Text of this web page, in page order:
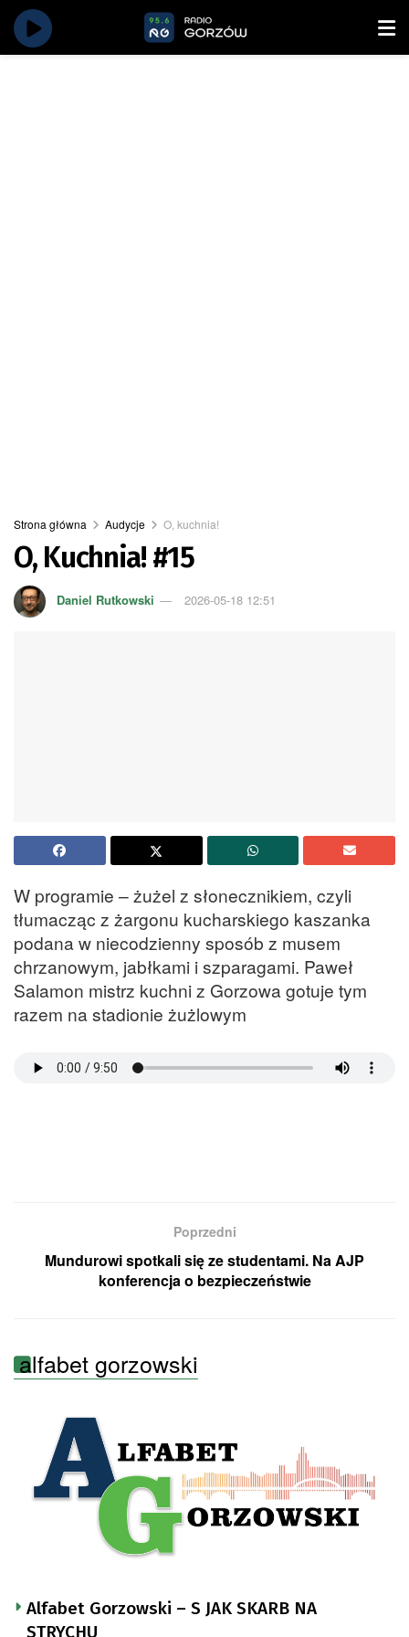
Strona główna Audycje O, kuchnia!
O, Kuchnia! #15
Daniel Rutkowski 2026-05-18 12:51
W programie – żużel z słonecznikiem, czyli
tłumacząc z żargonu kucharskiego kaszanka
podana w niecodzienny sposób z musem
chrzanowym, jabłkami i szparagami. Paweł
Salamon mistrz kuchni z Gorzowa gotuje tym
razem na stadionie żużlowym
Poprzedni
Mundurowi spotkali się ze studentami. Na AJP
konferencja o bezpieczeństwie
alfabet gorzowski
Alfabet Gorzowski – S JAK SKARB NA
STRYCHU